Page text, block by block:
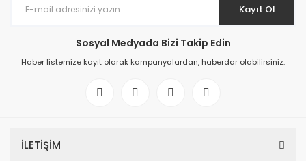
Kayıt Ol
Sosyal Medyada Bizi Takip Edin
Haber listemize kayıt olarak kampanyalardan, haberdar olabilirsiniz.
İLETİŞİM